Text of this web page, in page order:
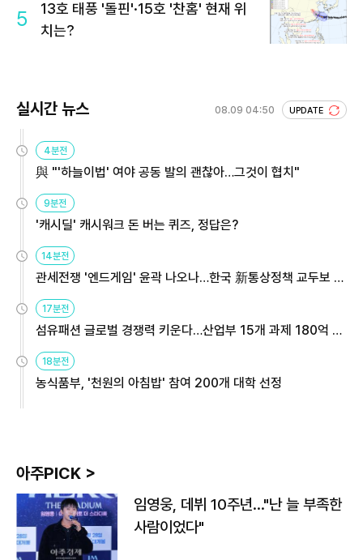
5
13호 태풍 '돌핀'·15호 '찬홈' 현재 위
치는?
실시간 뉴스 08.09 04:50 UPDATE
4분전
與 "'하늘이법' 여야 공동 발의 괜찮아…그것이 협치"
9분전
'캐시딜' 캐시워크 돈 버는 퀴즈, 정답은?
14분전
관세전쟁 '엔드게임' 윤곽 나오나…한국 新통상정책 교두보 활
용해야
17분전
섬유패션 글로벌 경쟁력 키운다…산업부 15개 과제 180억 지
원
18분전
농식품부, '천원의 아침밥' 참여 200개 대학 선정
아주PICK >
임영웅, 데뷔 10주년…"난 늘 부족한
사람이었다"